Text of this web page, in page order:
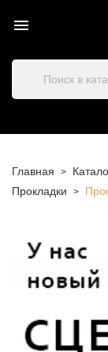

Главная
Прокладки